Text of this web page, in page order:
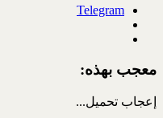
Telegram
معجب بهذه:
إعجاب تحميل...